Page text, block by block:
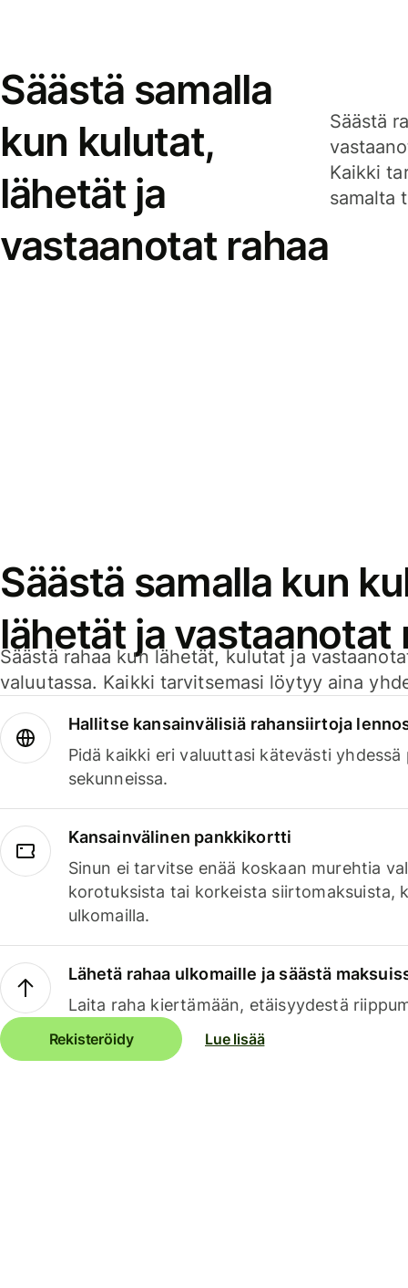
Säästä samalla
kun kulutat,
lähetät ja
vastaanotat rahaa
Säästä
Kaikki
samalta
Säästä samalla kun
lähetät ja vastaanotat
Säästä rahaa kun lähetät, kulutat ja
valuutassa. Kaikki tarvitsemasi löytyy aina
Hallitse kansainvälisiä rahansiirtoja
Pidä kaikki eri valuuttasi kätevästi yhdessä
sekunneissa.
Kansainvälinen pankkikortti
Sinun ei tarvitse enää koskaan murehtia
korotuksista tai korkeista siirtomaksuista,
ulkomailla.
Lähetä rahaa ulkomaille ja säästä
Laita raha kiertämään, etäisyydestä
Rekisteröidy Lue lisää